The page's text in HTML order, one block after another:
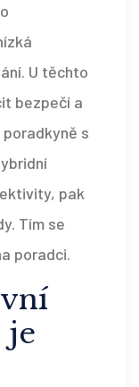
U těchto
bezpečí a
poradkyně s
pak
Tím se
poradci.
je